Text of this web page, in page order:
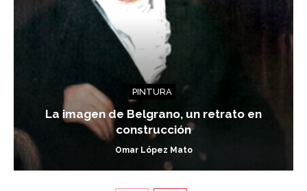
PINTURA
La imagen de Belgrano, un retrato en
construcción
Omar López Mato